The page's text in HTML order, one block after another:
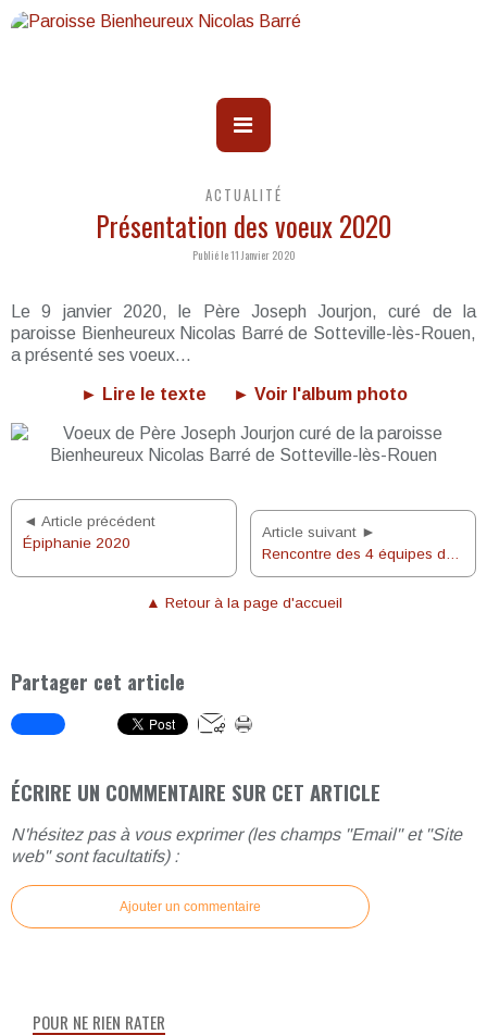
ACTUALITÉ
Présentation des voeux 2020
Publié le 11 Janvier 2020
Le 9 janvier 2020, le Père Joseph Jourjon, curé de la
paroisse Bienheureux Nicolas Barré de Sotteville-lès-Rouen,
a présenté ses voeux...
► Lire le texte ► Voir l'album photo
◄ Article précédent
Épiphanie 2020
Article suivant ►
Rencontre des 4 équipes du MCR de la paroisse Nicolas Barré
▲ Retour à la page d'accueil
Partager cet article
ÉCRIRE UN COMMENTAIRE SUR CET ARTICLE
N'hésitez pas à vous exprimer (les champs "Email" et "Site
web" sont facultatifs) :
Ajouter un commentaire
POUR NE RIEN RATER